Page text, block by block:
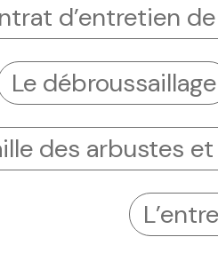
d’entretien
Le débroussaillage
des arbustes